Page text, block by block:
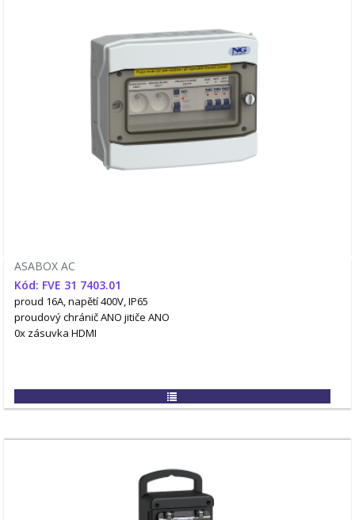
ASABOX AC
Kód: FVE 31 7403.01
proud 16A, napětí 400V, IP65
proudový chránič ANO jitiče ANO
0x zásuvka HDMI